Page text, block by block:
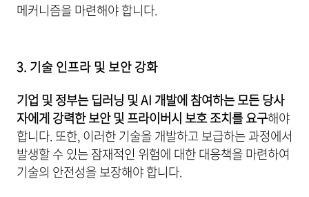
메커니즘을 마련해야 합니다.
3. 기술 인프라 및 보안 강화
기업 및 정부는 딥러닝 및 AI 개발에 참여하는 모든 당사
자에게 강력한 보안 및 프라이버시 보호 조치를 요구해야
합니다. 또한, 이러한 기술을 개발하고 보급하는 과정에서
발생할 수 있는 잠재적인 위험에 대한 대응책을 마련하여
기술의 안전성을 보장해야 합니다.